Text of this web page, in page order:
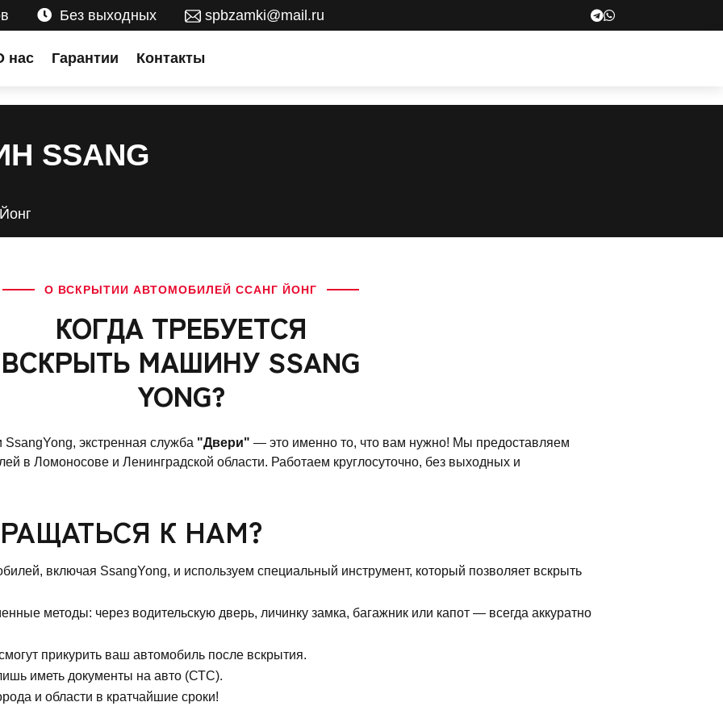
Без выходных spbzamki@mail.ru
нас Гарантии Контакты
SSANG
О ВСКРЫТИИ АВТОМОБИЛЕЙ ССАНГ ЙОНГ
КОГДА ТРЕБУЕТСЯ
ВСКРЫТЬ МАШИНУ SSANG
YONG?
экстренная служба "Двери" — это именно то, что вам нужно! Мы предоставляем
в Ломоносове и Ленинградской области. Работаем круглосуточно, без выходных и
К НАМ?
включая SsangYong, и используем специальный инструмент, который позволяет вскрыть
методы: через водительскую дверь, личинку замка, багажник или капот — всегда аккуратно
прикурить ваш автомобиль после вскрытия.
иметь документы на авто (СТС).
и области в кратчайшие сроки!